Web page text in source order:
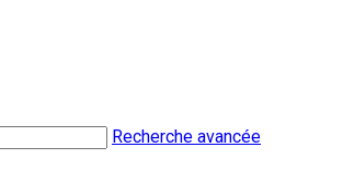
Recherche avancée